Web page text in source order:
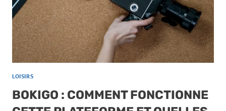
LOISIRS
BOKIGO : COMMENT FONCTIONNE